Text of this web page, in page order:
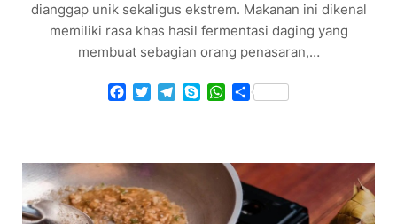
dianggap unik sekaligus ekstrem. Makanan ini dikenal
memiliki rasa khas hasil fermentasi daging yang
membuat sebagian orang penasaran,…
Facebook
TwitterTelegram
SkypeWhatsApp
Share